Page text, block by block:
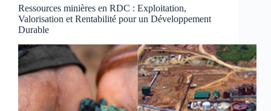
Ressources minières en RDC : Exploitation,
Valorisation et Rentabilité pour un Développement
Durable